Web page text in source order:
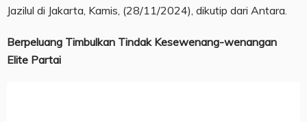
Jazilul di Jakarta, Kamis, (28/11/2024), dikutip dari Antara.
Berpeluang Timbulkan Tindak Kesewenang-wenangan
Elite Partai